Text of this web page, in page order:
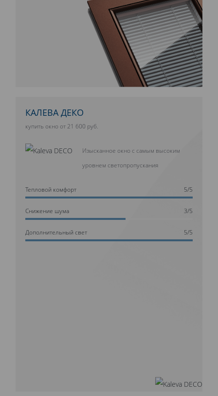
КАЛЕВА ДЕКО
купить окно от 21 600 руб.
Изысканное окно с самым высоким
уровнем светопропускания
Тепловой комфорт 5/5
Cнижение шума 3/5
Дополнительный свет 5/5